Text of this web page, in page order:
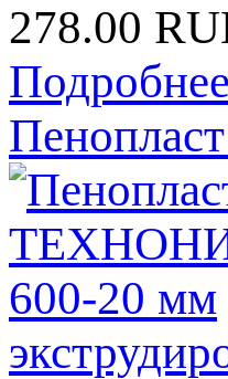
278.00
Подробнее